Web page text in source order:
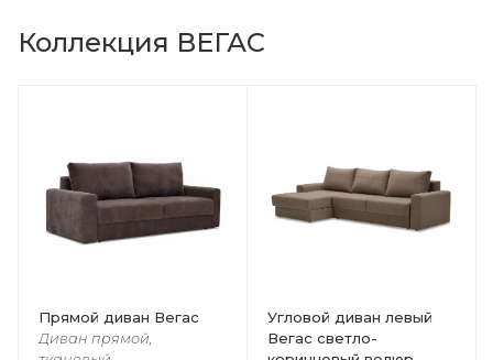
Коллекция ВЕГАС
Прямой диван Вегас
Диван прямой,
Угловой диван левый
Вегас светло-